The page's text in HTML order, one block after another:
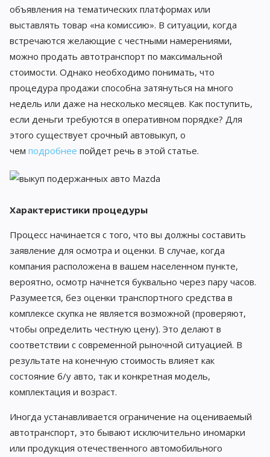
объявления на тематических платформах или
выставлять товар «на комиссию». В ситуации, когда
встречаются желающие с честными намерениями,
можно продать автотранспорт по максимальной
стоимости. Однако необходимо понимать, что
процедура продажи способна затянуться на много
недель или даже на несколько месяцев. Как поступить,
если деньги требуются в оперативном порядке? Для
этого существует срочный автовыкуп, о
чем подробнее пойдет речь в этой статье.
Характеристики процедуры
Процесс начинается с того, что вы должны составить
заявление для осмотра и оценки. В случае, когда
компания расположена в вашем населенном пункте,
вероятно, осмотр начнется буквально через пару часов.
Разумеется, без оценки транспортного средства в
комплексе скупка не является возможной (проверяют,
чтобы определить честную цену). Это делают в
соответствии с современной рыночной ситуацией. В
результате на конечную стоимость влияет как
состояние б/у авто, так и конкретная модель,
комплектация и возраст.
Иногда устанавливается ограничение на оцениваемый
автотранспорт, это бывают исключительно иномарки
или продукция отечественного автомобильного